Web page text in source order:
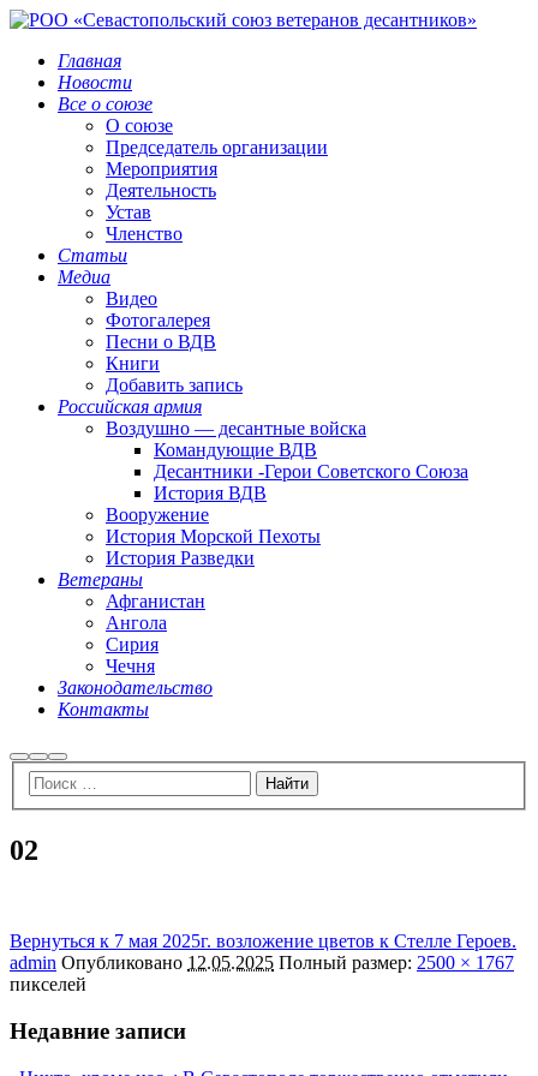
Главная
Новости
Все о союзе
О союзе
Председатель организации
Мероприятия
Деятельность
Устав
Членство
Статьи
Медиа
Видео
Фотогалерея
Песни о ВДВ
Книги
Добавить запись
Российская армия
Воздушно — десантные войска
Командующие ВДВ
Десантники -Герои Советского Союза
История ВДВ
Вооружение
История Морской Пехоты
История Разведки
Ветераны
Афганистан
Ангола
Сирия
Чечня
Законодательство
Контакты
НайтиБольше
информации
Главное
меню
02
Вернуться к 7 мая 2025г. возложение цветов к Стелле Героев.
admin Опубликовано 12.05.2025 Полный размер: 2500 × 1767
пикселей
Недавние записи